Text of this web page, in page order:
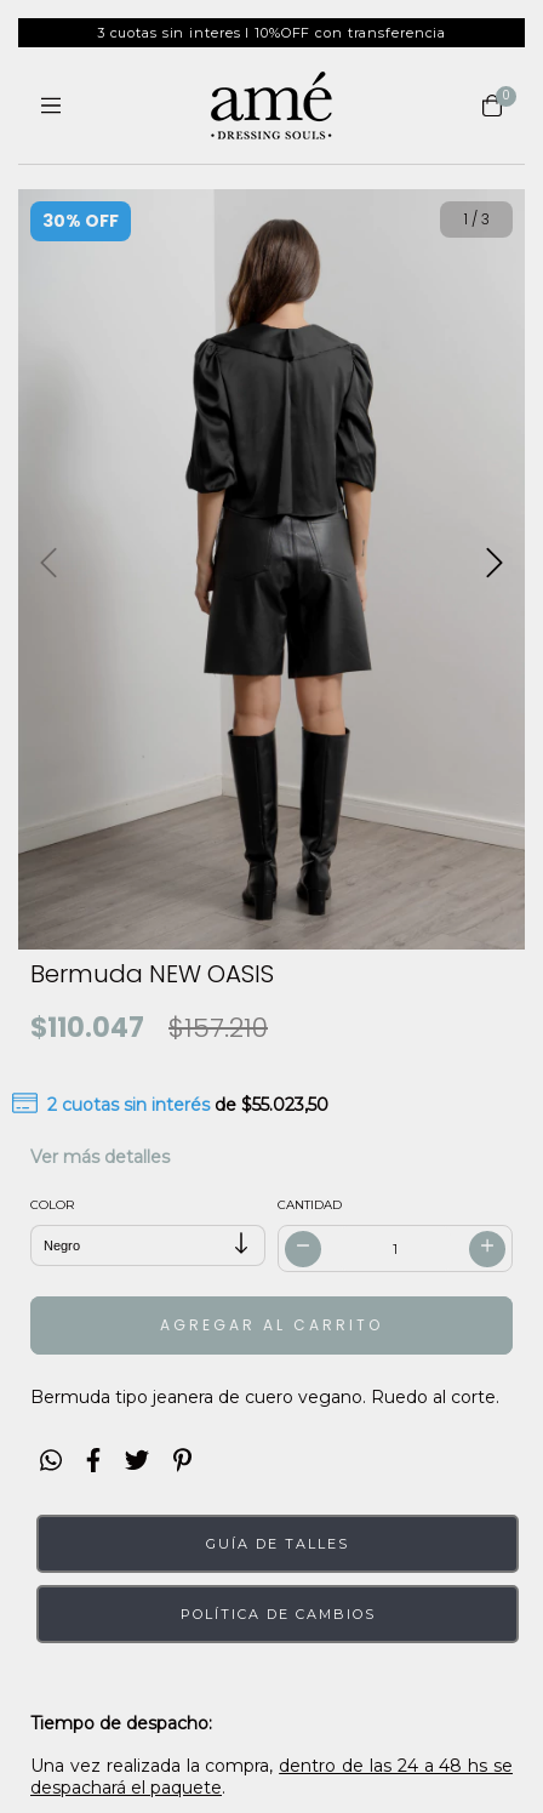
3 cuotas sin interes I 10%OFF con transferencia
0
30% OFF 1 /3
Bermuda NEW OASIS
$110.047 $157.210
2cuotas sin interésde $55.023,50
Ver más detalles
COLOR CANTIDAD
Bermuda tipo jeanera de cuero vegano. Ruedo al corte.
GUÍA DE TALLES
POLÍTICA DE CAMBIOS
Tiempo de despacho:
Una vez realizada la compra, dentro de las 24 a 48 hs se
despachará el paquete.